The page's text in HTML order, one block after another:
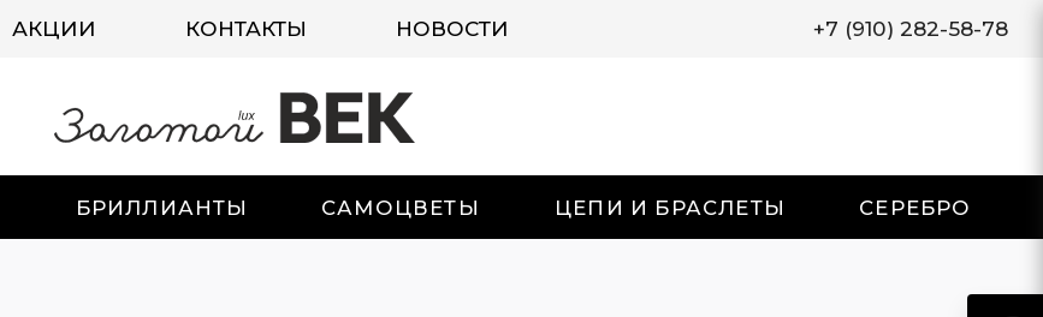
АКЦИИ КОНТАКТЫ НОВОСТИ +7 (910) 282-58-78
БРИЛЛИАНТЫ САМОЦВЕТЫ ЦЕПИ И БРАСЛЕТЫ СЕРЕБРО